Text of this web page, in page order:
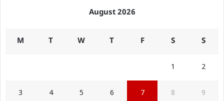
August 2026
M T W T F S S
1 2
3 4 5 6 7 8 9